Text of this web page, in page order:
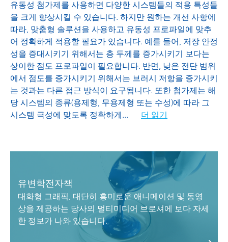
유동성 첨가제를 사용하면 다양한 시스템들의 적용 특성들
을 크게 향상시킬 수 있습니다. 하지만 원하는 개선 사항에
따라, 맞춤형 솔루션을 사용하고 유동성 프로파일에 맞추
어 정확하게 적용할 필요가 있습니다. 예를 들어, 저장 안정
성을 증대시키기 위해서는 층 두께를 증가시키기 보다는
상이한 점도 프로파일이 필요합니다. 반면, 낮은 전단 범위
에서 점도를 증가시키기 위해서는 브러시 저항을 증가시키
는 것과는 다른 접근 방식이 요구됩니다. 또한 첨가제는 해
당 시스템의 종류(용제형, 무용제형 또는 수성)에 따라 그
시스템 극성에 맞도록 정확하게... 더 읽기
유변학전자책
대화형 그래픽, 대단히 흥미로운 애니메이션 및 동영
상을 제공하는 당사의 멀티미디어 브로셔에 보다 자세
한 정보가 나와 있습니다.